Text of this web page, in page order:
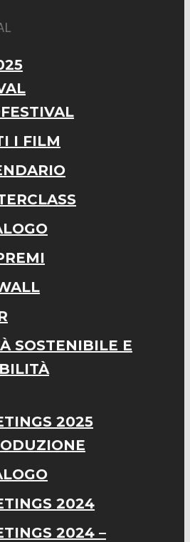
I FILM
SOSTENIBILE E
2025
2024
2024 –